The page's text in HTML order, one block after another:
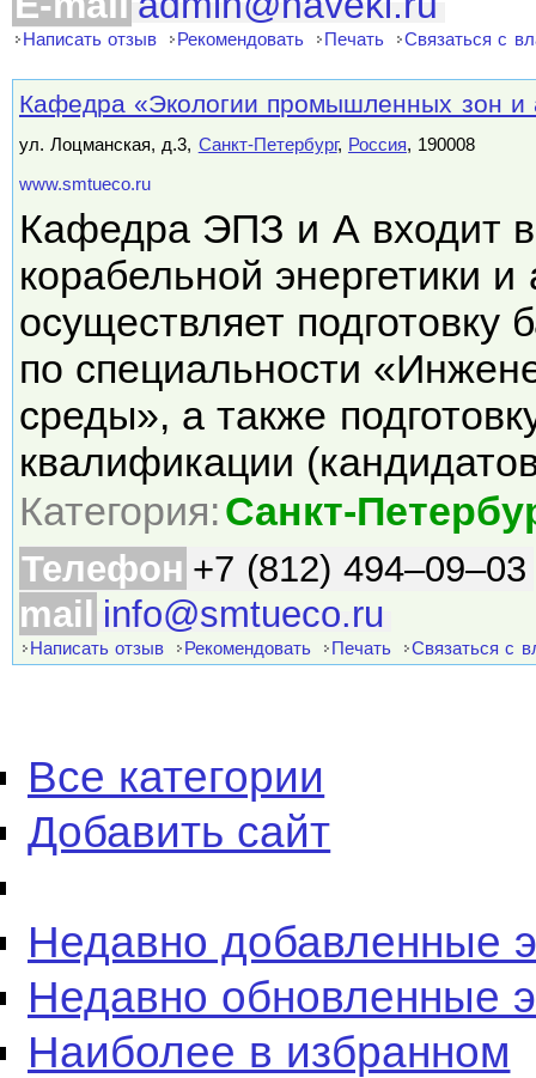
Написать отзыв Рекомендовать Печать Связаться с
Кафедра «Экологии промышленных зон
ул. Лоцманская, д.3, Санкт-Петербург, Россия, 190008
www.smtueco.ru
Кафедра ЭПЗ и А входит в
корабельной энергетики
осуществляет подготовку
по специальности
среды», а также
квалификации
Категория:Санкт-
Телефон +7 (812) 494–09–03
mail info@smtueco.ru
Написать отзыв Рекомендовать Печать Связаться с
Все категории
Добавить сайт
Недавно добавленные
Недавно обновленные
Наиболее в избранном